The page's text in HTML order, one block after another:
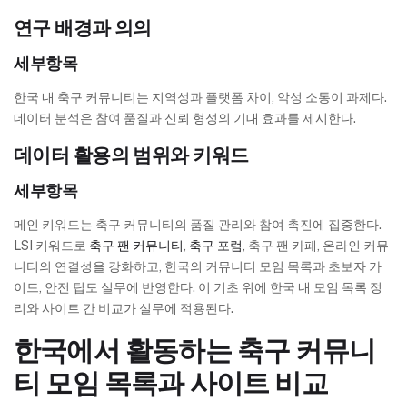
연구 배경과 의의
세부항목
한국 내 축구 커뮤니티는 지역성과 플랫폼 차이, 악성 소통이 과제다.
데이터 분석은 참여 품질과 신뢰 형성의 기대 효과를 제시한다.
데이터 활용의 범위와 키워드
세부항목
메인 키워드는 축구 커뮤니티의 품질 관리와 참여 촉진에 집중한다.
LSI 키워드로 축구 팬 커뮤니티, 축구 포럼, 축구 팬 카페, 온라인 커뮤
니티의 연결성을 강화하고, 한국의 커뮤니티 모임 목록과 초보자 가
이드, 안전 팁도 실무에 반영한다. 이 기초 위에 한국 내 모임 목록 정
리와 사이트 간 비교가 실무에 적용된다.
한국에서 활동하는 축구 커뮤니
티 모임 목록과 사이트 비교